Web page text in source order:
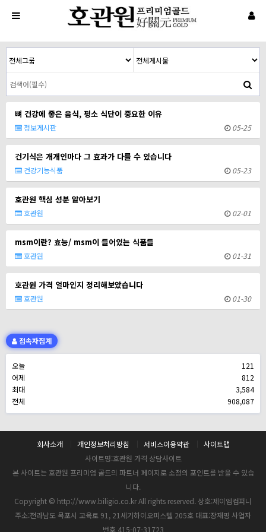
뼈 건강에 좋은 음식, 평소 식단이 중요한 이유
정보게시판 05-25
건기식은 개개인마다 그 효과가 다를 수 있습니다
건강기능식품 05-23
호관원 핵심 성분 알아보기
호관원 02-01
msm이란? 효능/ msm이 들어있는 식품들
호관원 01-31
호관원 가격 얼마인지 정리해보았습니다
호관원 01-30
접속자집계
오늘
121
어제
812
최대
3,584
전체
908,087
회사소개 개인정보처리방침 서비스이용약관
사이트맵
사이트명:호관원 가격 상담사이트
본 사이트는 호관원 프리미엄 골드의 파트너 페이지로 소정의 포인트를 받을 수 있습
니다.
Copyright © http://www.biligio.co.kr All rights reserved. 상호:제이엠컴퍼니
주소:전라남도 목포시 교육로 91, 21세기하이오피스텔 205호 대표:장재명 사업자
번호 415-07-31723